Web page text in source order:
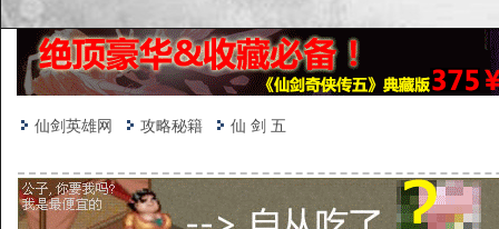
仙剑英雄网 攻略秘籍 仙 剑 五